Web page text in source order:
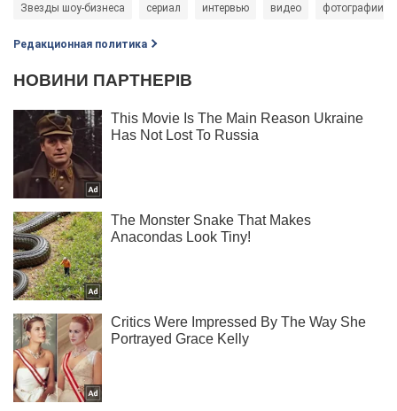
Звезды шоу-бизнеса сериал интервью видео фотографии
Редакционная политика